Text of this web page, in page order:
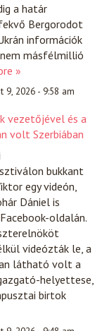
a határ
Bergorodot
információk
másfélmillió
»
9, 2026 - 9:58 am
vezetőjével és a
volt Szerbiában
bukkant
egy videón,
Dániel is
oldalán.
videózták le, a
látható volt a
helyettese,
birtok